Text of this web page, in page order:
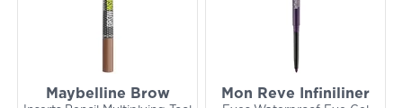
Maybelline Brow Mon Reve Infiniliner